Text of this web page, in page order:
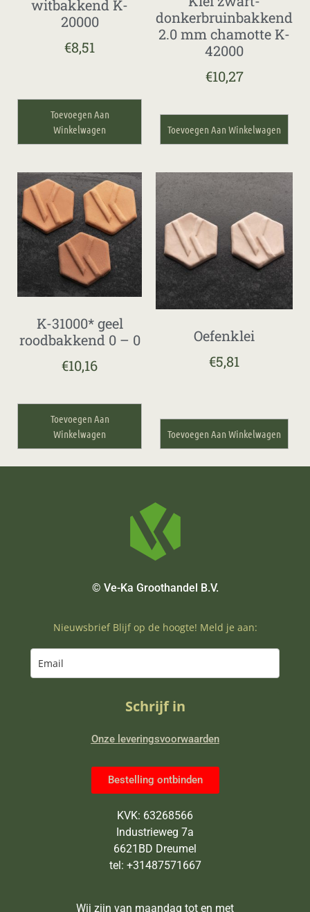
witbakkend K-
20000
€8,51
Toevoegen Aan
Winkelwagen
donkerbruinbakkend
2.0 mm chamotte K-
42000
€10,27
Toevoegen Aan Winkelwagen
K-31000* geel
roodbakkend 0 – 0
€10,16
Toevoegen Aan
Winkelwagen
Oefenklei
€5,81
Toevoegen Aan Winkelwagen
© Ve-Ka Groothandel B.V.
Nieuwsbrief Blijf op de hoogte! Meld je aan:
Schrijf in
Onze leveringsvoorwaarden
Bestelling ontbinden
KVK: 63268566
Industrieweg 7a
6621BD Dreumel
tel: +31487571667
Wij zijn van maandag tot en met